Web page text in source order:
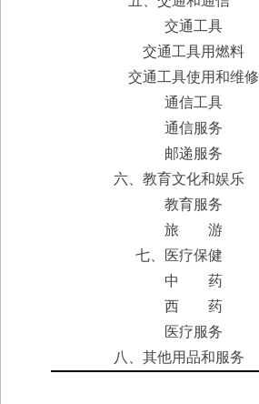
交通工具
交通工具用燃料
交通工具使用和维修
通信工具
通信服务
邮递服务
六、教育文化和娱乐
教育服务
旅 游
七、医疗保健
中 药
西 药
医疗服务
八、其他用品和服务